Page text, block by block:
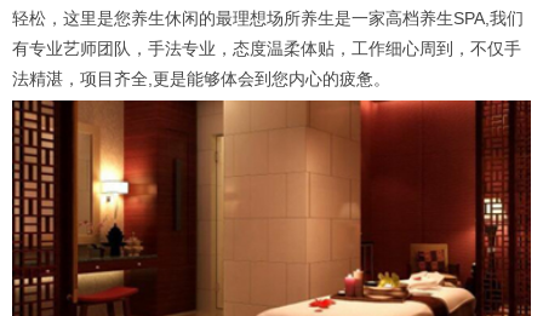
轻松，这里是您养生休闲的最理想场所养生是一家高档养生SPA,我们
有专业艺师团队，手法专业，态度温柔体贴，工作细心周到，不仅手
法精湛，项目齐全,更是能够体会到您内心的疲惫。